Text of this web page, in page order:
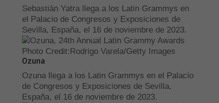
Sebastián Yatra llega a los Latin Grammys en
el Palacio de Congresos y Exposiciones de
Sevilla, España, el 16 de noviembre de 2023.
Photo Credit:Rodrigo Varela/Getty Images
Ozuna
Ozuna llega a los Latin Grammys en el Palacio
de Congresos y Exposiciones de Sevilla,
España, el 16 de noviembre de 2023.